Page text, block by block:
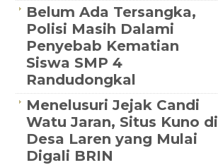
Belum Ada Tersangka,
Polisi Masih Dalami
Penyebab Kematian
Siswa SMP 4
Randudongkal
Menelusuri Jejak Candi
Watu Jaran, Situs Kuno di
Desa Laren yang Mulai
Digali BRIN